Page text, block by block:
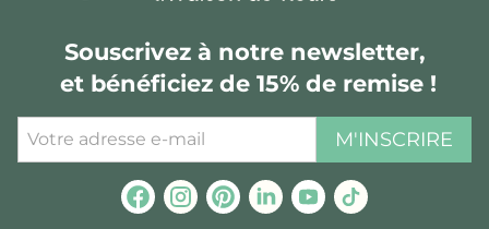
Souscrivez à notre newsletter,
et bénéficiez de 15% de remise !
M'INSCRIRE